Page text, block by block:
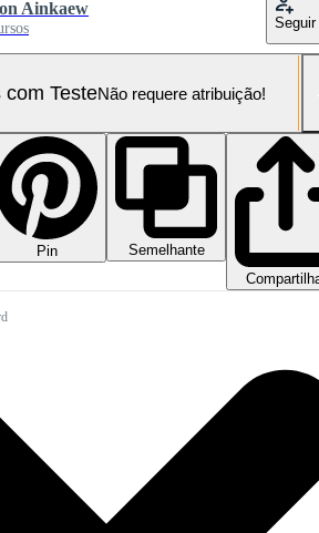
Ainkaew
Seguir
com TesteNão requere atribuição!
Pin
Semelhante